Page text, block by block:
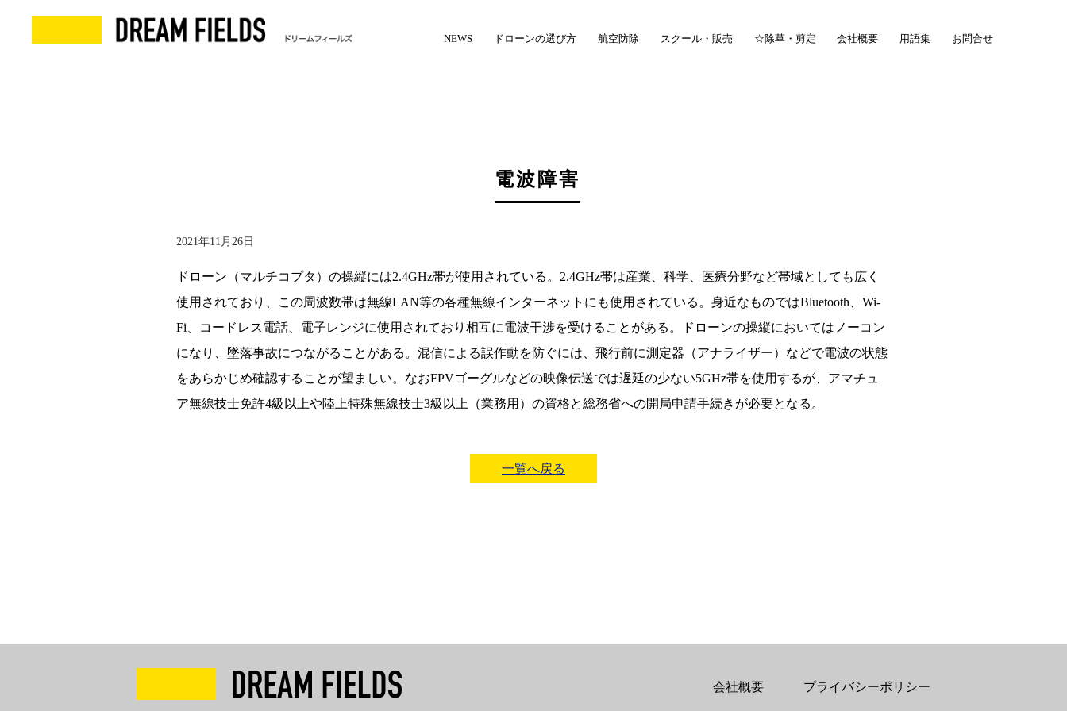
NEWS ドローンの選び方 航空防除 スクール・販売 ☆除草・剪定 会社概要 用語集 お問合せ
電波障害
2021年11月26日
ドローン（マルチコプタ）の操縦には2.4GHz帯が使用されている。2.4GHz帯は産業、科学、医療分野など帯域としても広く
使用されており、この周波数帯は無線LAN等の各種無線インターネットにも使用されている。身近なものではBluetooth、Wi-
Fi、コードレス電話、電子レンジに使用されており相互に電波干渉を受けることがある。ドローンの操縦においてはノーコン
になり、墜落事故につながることがある。混信による誤作動を防ぐには、飛行前に測定器（アナライザー）などで電波の状態
をあらかじめ確認することが望ましい。なおFPVゴーグルなどの映像伝送では遅延の少ない5GHz帯を使用するが、アマチュ
ア無線技士免許4級以上や陸上特殊無線技士3級以上（業務用）の資格と総務省への開局申請手続きが必要となる。
一覧へ戻る
会社概要 プライバシーポリシー